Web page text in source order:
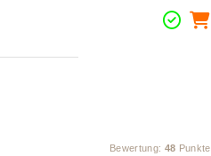
Bewertung: 48 Punkte